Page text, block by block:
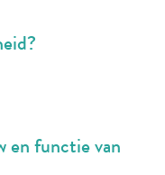
en functie van